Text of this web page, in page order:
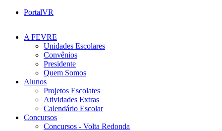
PortalVR
A FEVRE
Unidades Escolares
Convênios
Presidente
Quem Somos
Alunos
Projetos Escolates
Atividades Extras
Calendário Escolar
Concursos
Concursos - Volta Redonda